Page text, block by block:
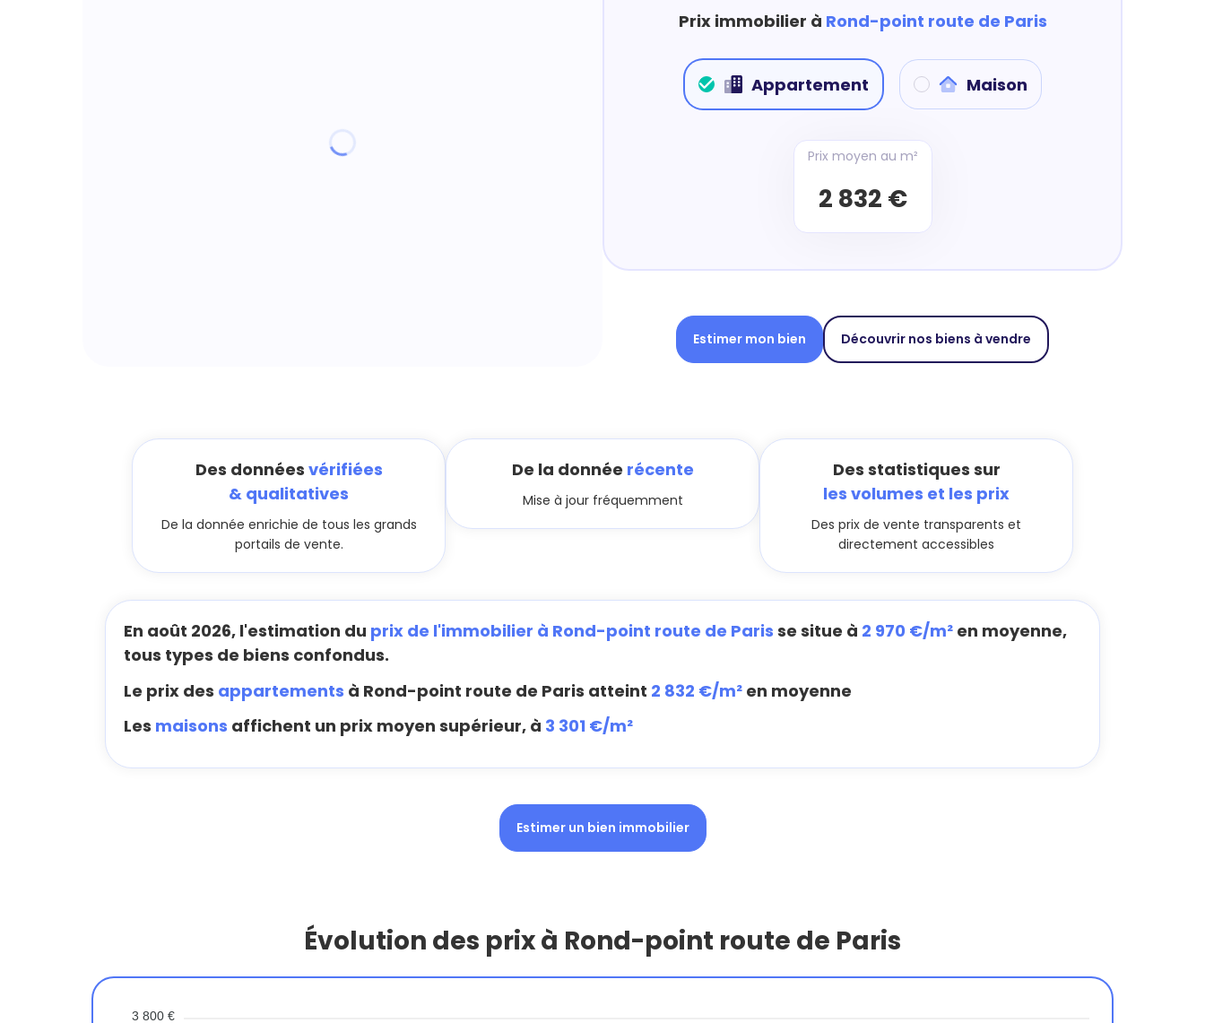
Prix immobilier à Rond-point route de Paris
Appartement Maison
Prix moyen au m²
2 832 €
Estimer mon bien Découvrir nos biens à vendre
Des données vérifiées
& qualitatives
De la donnée enrichie de tous les grands
portails de vente.
De la donnée récente
Mise à jour fréquemment
Des statistiques sur
les volumes et les prix
Des prix de vente transparents et
directement accessibles
En août 2026, l'estimation du prix de l'immobilier à Rond-point route de Paris se situe à 2 970 €/m² en moyenne,
tous types de biens confondus.
Le prix des appartements à Rond-point route de Paris atteint 2 832 €/m² en moyenne
Les maisons affichent un prix moyen supérieur, à 3 301 €/m²
Estimer un bien immobilier
Évolution des prix à Rond-point route de Paris
3 800 €